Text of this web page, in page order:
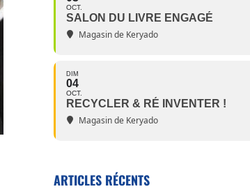
OCT.
SALON DU LIVRE ENGAGÉ
Magasin de Keryado
DIM
04
OCT.
RECYCLER & RÉ INVENTER !
Magasin de Keryado
ARTICLES RÉCENTS